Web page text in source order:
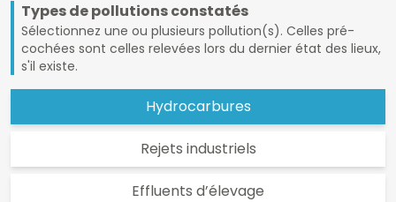
Types de pollutions constatés
Sélectionnez une ou plusieurs pollution(s). Celles pré-
cochées sont celles relevées lors du dernier état des lieux,
s'il existe.
Hydrocarbures
Rejets industriels
Effluents d’élevage